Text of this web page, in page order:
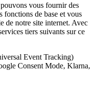
vous fournir des
fonctions de base et vous
de notre site internet. Avec
tiers suivants sur ce
Event Tracking)
Consent Mode, Klarna,